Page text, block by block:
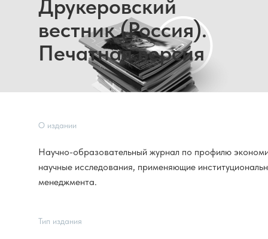
Друкеровский
вестник (Россия).
Печатная версия
О издании
Научно-образовательный журнал по профилю
научные исследования, применяющие
менеджмента.
Тип издания